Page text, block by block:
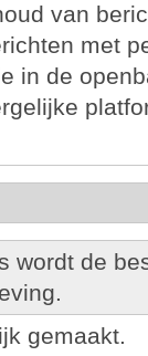
van
met
in de
wordt de
gemaakt.